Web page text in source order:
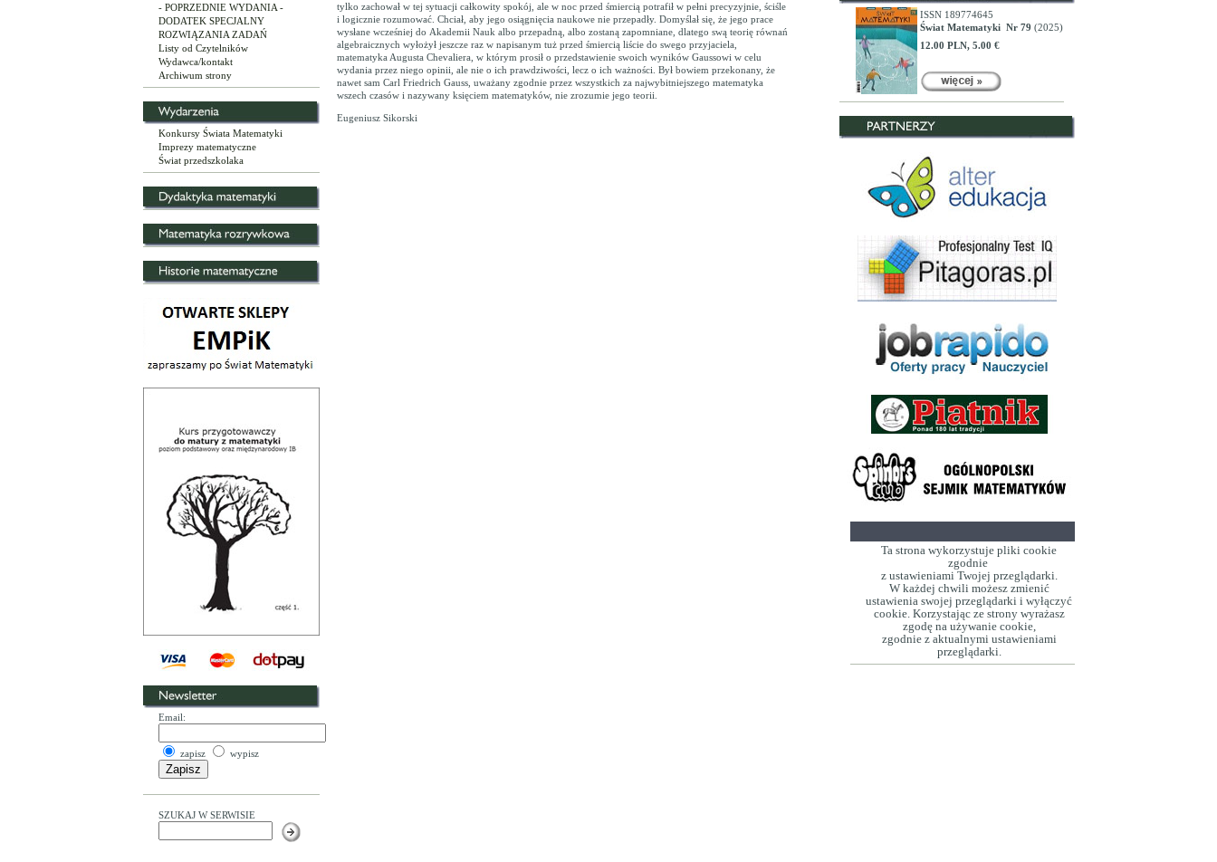
- POPRZEDNIE WYDANIA -
DODATEK SPECJALNY
ROZWIĄZANIA ZADAŃ
Listy od Czytelników
Wydawca/kontakt
Archiwum strony
Konkursy Świata Matematyki
Imprezy matematyczne
Świat przedszkolaka
Email:
zapisz wypisz
SZUKAJ W SERWISIE
tylko zachował w tej sytuacji całkowity spokój, ale w noc przed śmiercią potrafił w pełni precyzyjnie, ściśle
i logicznie rozumować. Chciał, aby jego osiągnięcia naukowe nie przepadły. Domyślał się, że jego prace
wysłane wcześniej do Akademii Nauk albo przepadną, albo zostaną zapomniane, dlatego swą teorię równań
algebraicznych wyłożył jeszcze raz w napisanym tuż przed śmiercią liście do swego przyjaciela,
matematyka Augusta Chevaliera, w którym prosił o przedstawienie swoich wyników Gaussowi w celu
wydania przez niego opinii, ale nie o ich prawdziwości, lecz o ich ważności. Był bowiem przekonany, że
nawet sam Carl Friedrich Gauss, uważany zgodnie przez wszystkich za najwybitniejszego matematyka
wszech czasów i nazywany księciem matematyków, nie zrozumie jego teorii.
Eugeniusz Sikorski
ISSN 189774645
Świat Matematyki Nr 79 (2025)
12.00 PLN, 5.00 €
Ta strona wykorzystuje pliki cookie
zgodnie
z ustawieniami Twojej przeglądarki.
W każdej chwili możesz zmienić
ustawienia swojej przeglądarki i wyłączyć
cookie. Korzystając ze strony wyrażasz
zgodę na używanie cookie,
zgodnie z aktualnymi ustawieniami
przeglądarki.